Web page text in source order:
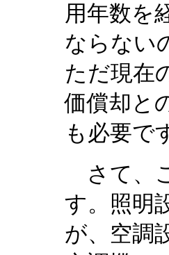
用年数を
ならない
ただ現在
価償却と
も必要で
さて、
す。照明
が、空調